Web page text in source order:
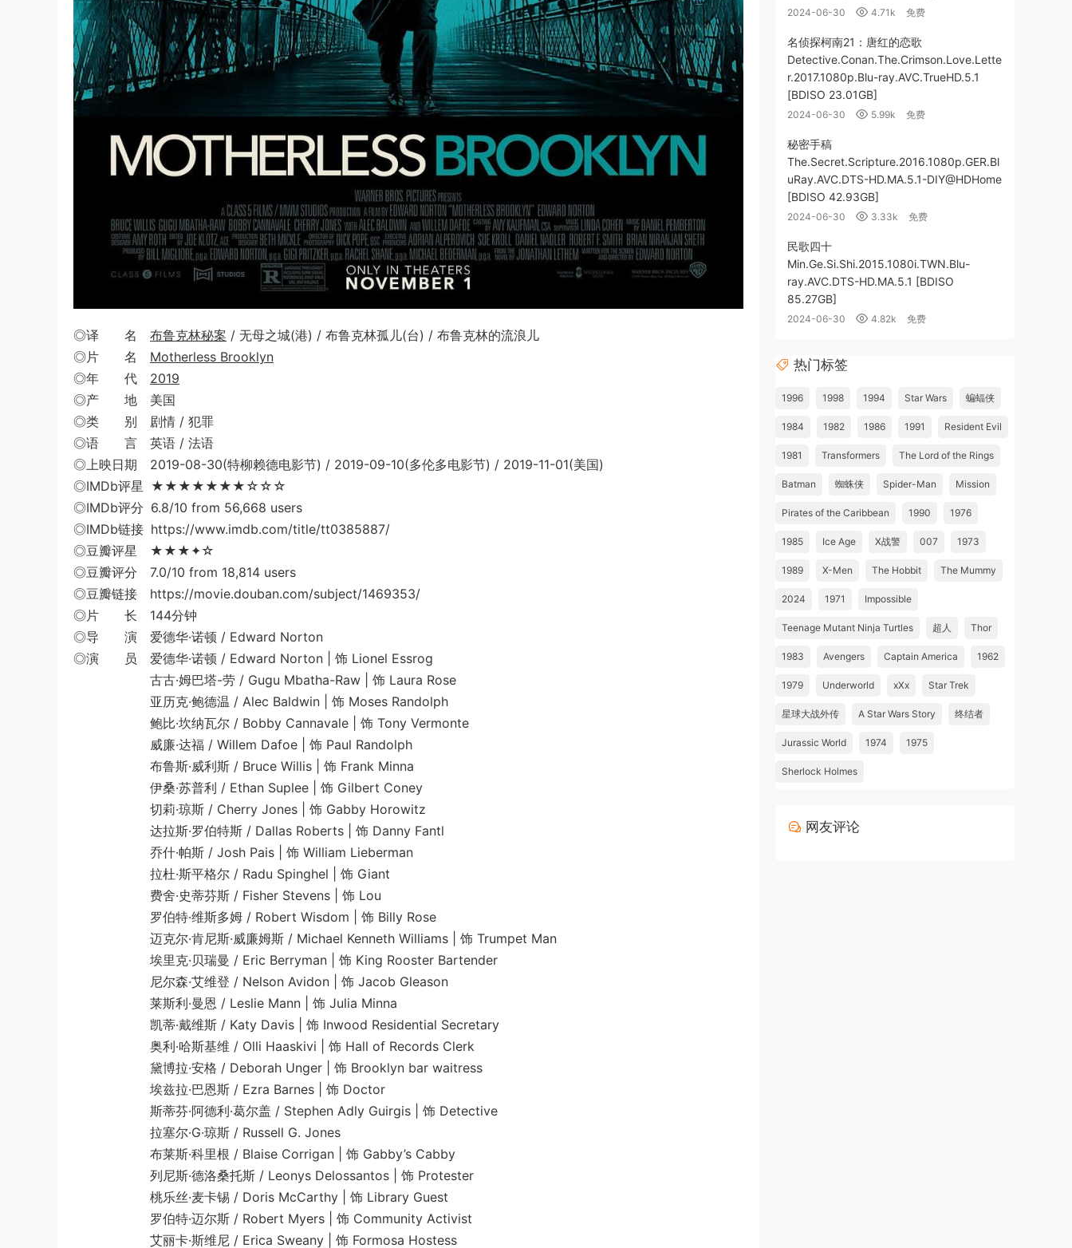
◎译 名 布鲁克林秘案 / 无母之城(港) / 布鲁克林孤儿(台) / 布鲁克林的流浪儿
◎片 名 Motherless Brooklyn
◎年 代 2019
◎产 地 美国
◎类 别 剧情 / 犯罪
◎语 言 英语 / 法语
◎上映日期 2019-08-30(特柳赖德电影节) / 2019-09-10(多伦多电影节) / 2019-11-01(美国)
◎IMDb评星 ★★★★★★★☆☆☆
◎IMDb评分 6.8/10 from 56,668 users
◎IMDb链接 https://www.imdb.com/title/tt0385887/
◎豆瓣评星 ★★★✦☆
◎豆瓣评分 7.0/10 from 18,814 users
◎豆瓣链接 https://movie.douban.com/subject/1469353/
◎片 长 144分钟
◎导 演 爱德华·诺顿 / Edward Norton
◎演 员 爱德华·诺顿 / Edward Norton | 饰 Lionel Essrog
古古·姆巴塔-劳 / Gugu Mbatha-Raw | 饰 Laura Rose
亚历克·鲍德温 / Alec Baldwin | 饰 Moses Randolph
鲍比·坎纳瓦尔 / Bobby Cannavale | 饰 Tony Vermonte
威廉·达福 / Willem Dafoe | 饰 Paul Randolph
布鲁斯·威利斯 / Bruce Willis | 饰 Frank Minna
伊桑·苏普利 / Ethan Suplee | 饰 Gilbert Coney
切莉·琼斯 / Cherry Jones | 饰 Gabby Horowitz
达拉斯·罗伯特斯 / Dallas Roberts | 饰 Danny Fantl
乔什·帕斯 / Josh Pais | 饰 William Lieberman
拉杜·斯平格尔 / Radu Spinghel | 饰 Giant
费舍·史蒂芬斯 / Fisher Stevens | 饰 Lou
罗伯特·维斯多姆 / Robert Wisdom | 饰 Billy Rose
迈克尔·肯尼斯·威廉姆斯 / Michael Kenneth Williams | 饰 Trumpet Man
埃里克·贝瑞曼 / Eric Berryman | 饰 King Rooster Bartender
尼尔森·艾维登 / Nelson Avidon | 饰 Jacob Gleason
莱斯利·曼恩 / Leslie Mann | 饰 Julia Minna
凯蒂·戴维斯 / Katy Davis | 饰 Inwood Residential Secretary
奥利·哈斯基维 / Olli Haaskivi | 饰 Hall of Records Clerk
黛博拉·安格 / Deborah Unger | 饰 Brooklyn bar waitress
埃兹拉·巴恩斯 / Ezra Barnes | 饰 Doctor
斯蒂芬·阿德利·葛尔盖 / Stephen Adly Guirgis | 饰 Detective
拉塞尔·G·琼斯 / Russell G. Jones
布莱斯·科里根 / Blaise Corrigan | 饰 Gabby’s Cabby
列尼斯·德洛桑托斯 / Leonys Delossantos | 饰 Protester
桃乐丝·麦卡锡 / Doris McCarthy | 饰 Library Guest
罗伯特·迈尔斯 / Robert Myers | 饰 Community Activist
艾丽卡·斯维尼 / Erica Sweany | 饰 Formosa Hostess
2024-06-30 4.71k 免费
名侦探柯南21：唐红的恋歌
Detective.Conan.The.Crimson.Love.Lette
r.2017.1080p.Blu-ray.AVC.TrueHD.5.1
[BDISO 23.01GB]
2024-06-30 5.99k 免费
秘密手稿
The.Secret.Scripture.2016.1080p.GER.Bl
uRay.AVC.DTS-HD.MA.5.1-DIY@HDHome
[BDISO 42.93GB]
2024-06-30 3.33k 免费
民歌四十
Min.Ge.Si.Shi.2015.1080i.TWN.Blu-
ray.AVC.DTS-HD.MA.5.1 [BDISO
85.27GB]
2024-06-30 4.82k 免费
热门标签
1996 1998 1994 Star Wars 蝙蝠侠
1984 1982 1986 1991 Resident Evil
1981 Transformers The Lord of the Rings
Batman 蜘蛛侠 Spider-Man Mission
Pirates of the Caribbean 1990 1976
1985 Ice Age X战警 007 1973
1989 X-Men The Hobbit The Mummy
2024 1971 Impossible
Teenage Mutant Ninja Turtles 超人 Thor
1983 Avengers Captain America 1962
1979 Underworld xXx Star Trek
星球大战外传 A Star Wars Story 终结者
Jurassic World 1974 1975
Sherlock Holmes
网友评论